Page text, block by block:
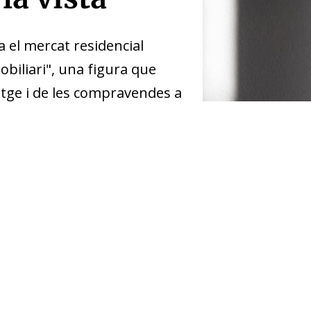
el mercat residencial
una figura que
i de les compravendes a